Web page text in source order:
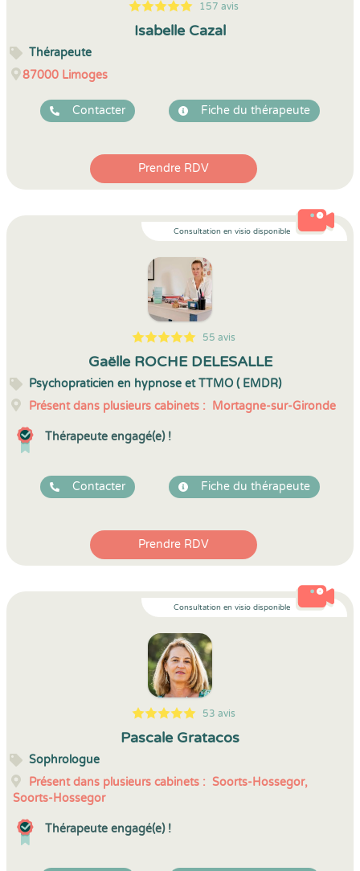
5
1
5
157 157 avis
Isabelle Cazal
Thérapeute
87000 Limoges
Contacter Fiche du thérapeute
Prendre RDV
Consultation en visio disponible
5
1
5
55 55 avis
Gaëlle ROCHE DELESALLE
Psychopraticien en hypnose et TTMO ( EMDR)
Présent dans plusieurs cabinets : Mortagne-sur-Gironde
Thérapeute engagé(e) !
Contacter Fiche du thérapeute
Prendre RDV
Consultation en visio disponible
5
1
5
53 53 avis
Pascale Gratacos
Sophrologue
Présent dans plusieurs cabinets : Soorts-Hossegor,
Soorts-Hossegor
Thérapeute engagé(e) !